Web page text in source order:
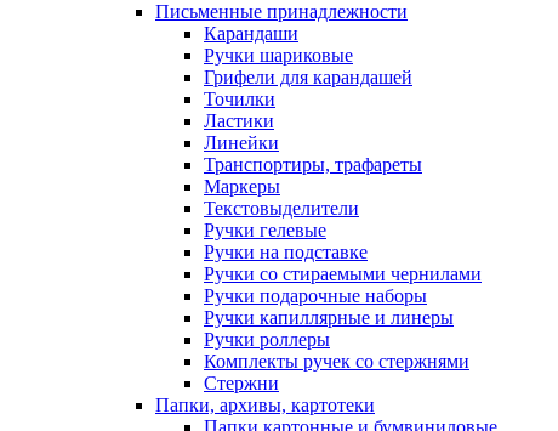
Письменные принадлежности
Карандаши
Ручки шариковые
Грифели для карандашей
Точилки
Ластики
Линейки
Транспортиры, трафареты
Маркеры
Текстовыделители
Ручки гелевые
Ручки на подставке
Ручки со стираемыми чернилами
Ручки подарочные наборы
Ручки капиллярные и линеры
Ручки роллеры
Комплекты ручек со стержнями
Стержни
Папки, архивы, картотеки
Папки картонные и бумвиниловые